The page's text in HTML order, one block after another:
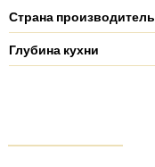
Страна производитель
Глубина кухни